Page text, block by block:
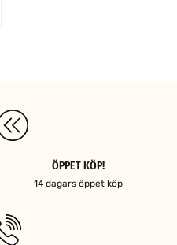
ÖPPET KÖP!
14 dagars öppet köp